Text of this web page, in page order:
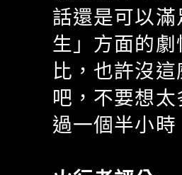
話還是可以
生」方面的
比，也許沒
吧，不要想
過一個半小